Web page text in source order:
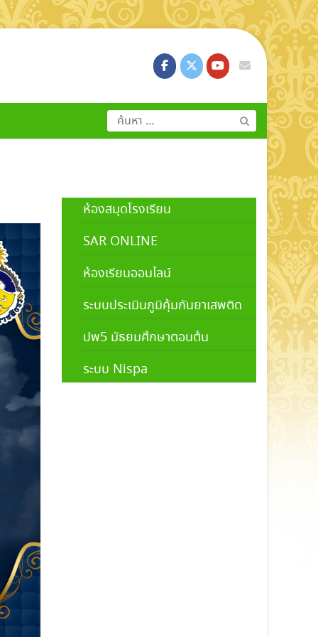
ค้นหา
สำหรับ:
ห้องสมุดโรงเรียน
SAR ONLINE
ห้องเรียนออนไลน์
ระบบประเมินภูมิคุ้มกันยาเสพติด
ปพ5 มัธยมศึกษาตอนต้น
ระบบ Nispa